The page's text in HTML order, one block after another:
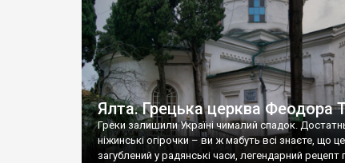
Ялта. Грецька церква Феодора
Греки залишили Україні чималий спадок.
ніжинські огірочки – ви ж мабуть всі знаєте, що
загублений у радянські часи, легендарний рецепт